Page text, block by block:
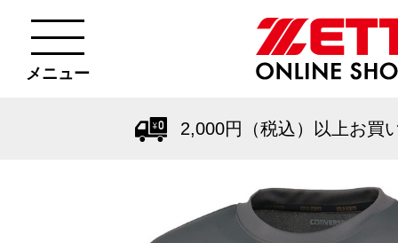
メニュー
2,000円（税込）以上お買